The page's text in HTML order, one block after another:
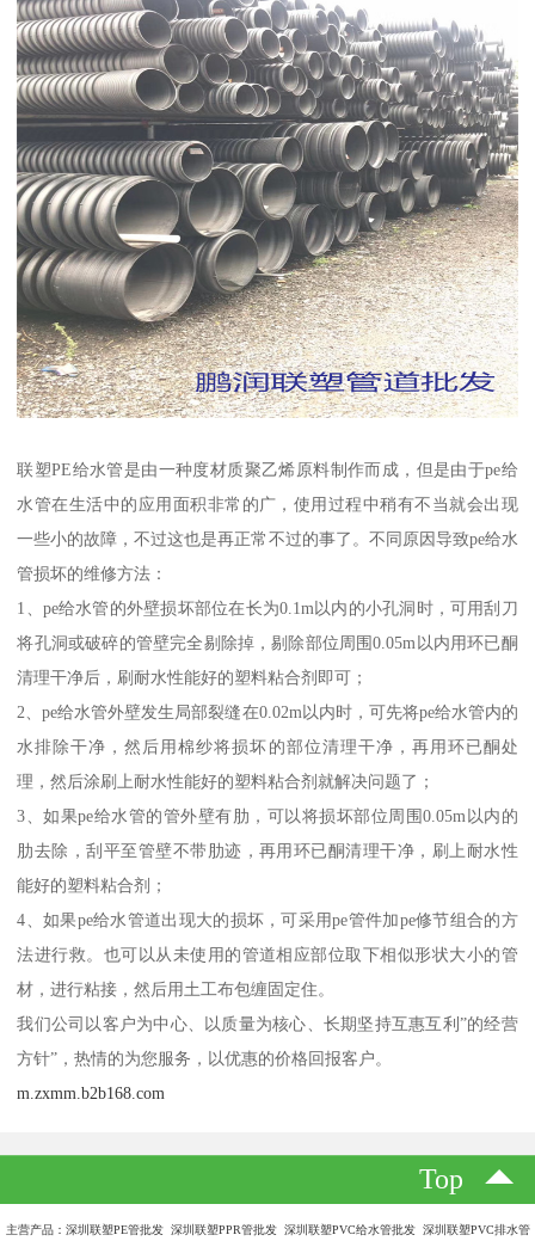
联塑PE给水管是由一种度材质聚乙烯原料制作而成，但是由于pe给
水管在生活中的应用面积非常的广，使用过程中稍有不当就会出现
一些小的故障，不过这也是再正常不过的事了。不同原因导致pe给水
管损坏的维修方法：
1、pe给水管的外壁损坏部位在长为0.1m以内的小孔洞时，可用刮刀
将孔洞或破碎的管壁完全剔除掉，剔除部位周围0.05m以内用环已酮
清理干净后，刷耐水性能好的塑料粘合剂即可；
2、pe给水管外壁发生局部裂缝在0.02m以内时，可先将pe给水管内的
水排除干净，然后用棉纱将损坏的部位清理干净，再用环已酮处
理，然后涂刷上耐水性能好的塑料粘合剂就解决问题了；
3、如果pe给水管的管外壁有肋，可以将损坏部位周围0.05m以内的
肋去除，刮平至管壁不带肋迹，再用环已酮清理干净，刷上耐水性
能好的塑料粘合剂；
4、如果pe给水管道出现大的损坏，可采用pe管件加pe修节组合的方
法进行救。也可以从未使用的管道相应部位取下相似形状大小的管
材，进行粘接，然后用土工布包缠固定住。
我们公司以客户为中心、以质量为核心、长期坚持互惠互利”的经营
方针”，热情的为您服务，以优惠的价格回报客户。
m.zxmm.b2b168.com
Top
主营产品：深圳联塑PE管批发 深圳联塑PPR管批发 深圳联塑PVC给水管批发 深圳联塑PVC排水管